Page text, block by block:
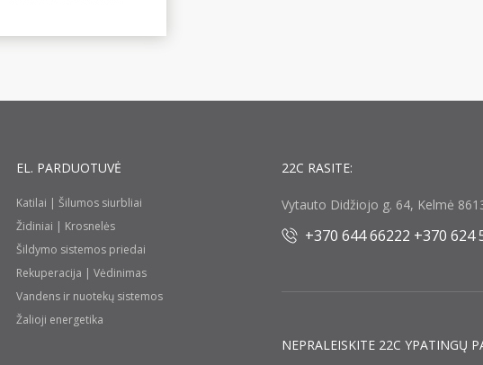
EL. PARDUOTUVĖ
Katilai | Šilumos siurbliai
Židiniai | Krosnelės
Šildymo sistemos priedai
Rekuperacija | Vėdinimas
Vandens ir nuotekų sistemos
Žalioji energetika
22C RASITE:
Vytauto Didžiojo g. 64, Kelmė
+370 644 66222 +370 624
NEPRALEISKITE 22С YPATINGŲ